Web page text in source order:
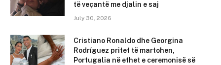
të veçantë me djalin e saj
July 30, 2026
Cristiano Ronaldo dhe Georgina
Rodríguez pritet të martohen,
Portugalia në ethet e ceremonisë së